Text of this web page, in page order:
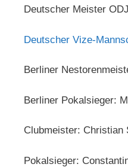
Deutscher Meister
Deutscher Vize-
Berliner
Berliner Pokalsieger:
Clubmeister: Christian
Pokalsieger: